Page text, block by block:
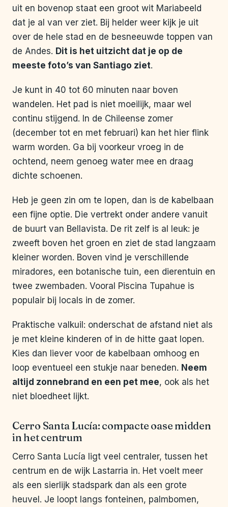
uit en bovenop staat een groot wit Mariabeeld
dat je al van ver ziet. Bij helder weer kijk je uit
over de hele stad en de besneeuwde toppen van
de Andes. Dit is het uitzicht dat je op de
meeste foto’s van Santiago ziet.
Je kunt in 40 tot 60 minuten naar boven
wandelen. Het pad is niet moeilijk, maar wel
continu stijgend. In de Chileense zomer
(december tot en met februari) kan het hier flink
warm worden. Ga bij voorkeur vroeg in de
ochtend, neem genoeg water mee en draag
dichte schoenen.
Heb je geen zin om te lopen, dan is de kabelbaan
een fijne optie. Die vertrekt onder andere vanuit
de buurt van Bellavista. De rit zelf is al leuk: je
zweeft boven het groen en ziet de stad langzaam
kleiner worden. Boven vind je verschillende
miradores, een botanische tuin, een dierentuin en
twee zwembaden. Vooral Piscina Tupahue is
populair bij locals in de zomer.
Praktische valkuil: onderschat de afstand niet als
je met kleine kinderen of in de hitte gaat lopen.
Kies dan liever voor de kabelbaan omhoog en
loop eventueel een stukje naar beneden. Neem
altijd zonnebrand en een pet mee, ook als het
niet bloedheet lijkt.
Cerro Santa Lucía: compacte oase midden
in het centrum
Cerro Santa Lucía ligt veel centraler, tussen het
centrum en de wijk Lastarria in. Het voelt meer
als een sierlijk stadspark dan als een grote
heuvel. Je loopt langs fonteinen, palmbomen,